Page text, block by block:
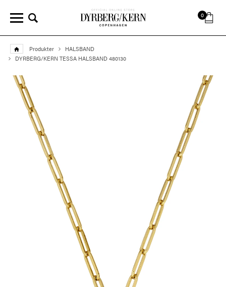
0
Produkter
HALSBAND
DYRBERG/KERN TESSA HALSBAND 480130